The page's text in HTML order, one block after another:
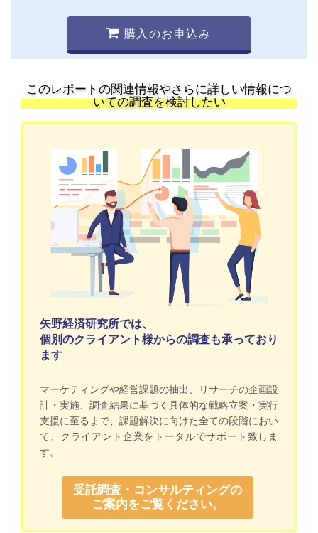
購入のお申込み
このレポートの関連情報やさらに詳しい情報につ
いての調査を検討したい
矢野経済研究所では、
個別のクライアント様からの調査も承っており
ます
マーケティングや経営課題の抽出、リサーチの企画設
計・実施、調査結果に基づく具体的な戦略立案・実行
支援に至るまで、課題解決に向けた全ての段階におい
て、クライアント企業をトータルでサポート致しま
す。
受託調査・コンサルティングの
ご案内をご覧ください。